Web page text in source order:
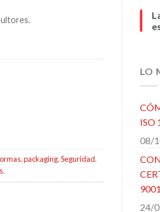
,packaging,Seguridad,
.
LO
ISO
08/
9001
24/